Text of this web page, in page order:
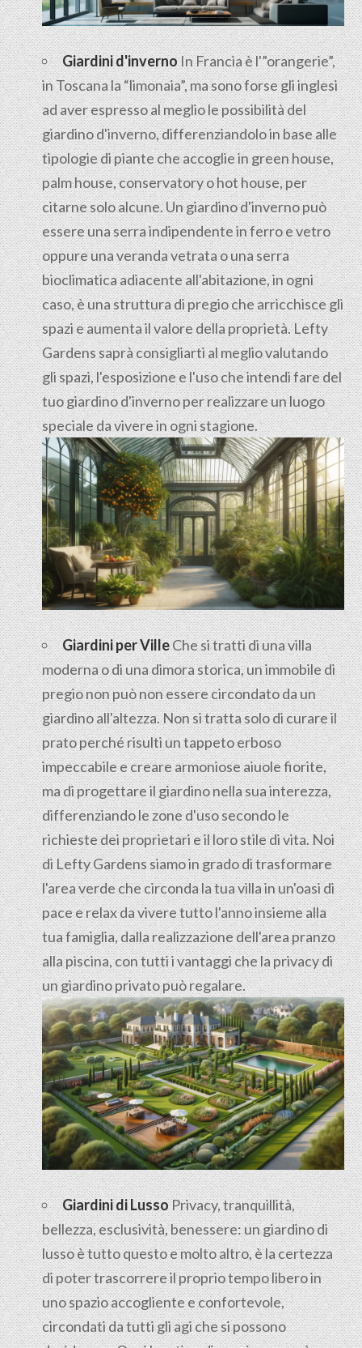
Giardini d'invernoIn Francia è l'”orangerie”,
in Toscana la “limonaia”, ma sono forse gli inglesi
ad aver espresso al meglio le possibilità del
giardino d'inverno, differenziandolo in base alle
tipologie di piante che accoglie in green house,
palm house, conservatory o hot house, per
citarne solo alcune. Un giardino d'inverno può
essere una serra indipendente in ferro e vetro
oppure una veranda vetrata o una serra
bioclimatica adiacente all'abitazione, in ogni
caso, è una struttura di pregio che arricchisce gli
spazi e aumenta il valore della proprietà. Lefty
Gardens saprà consigliarti al meglio valutando
gli spazi, l'esposizione e l'uso che intendi fare del
tuo giardino d'inverno per realizzare un luogo
speciale da vivere in ogni stagione.
Giardini per VilleChe si tratti di una villa
moderna o di una dimora storica, un immobile di
pregio non può non essere circondato da un
giardino all'altezza. Non si tratta solo di curare il
prato perché risulti un tappeto erboso
impeccabile e creare armoniose aiuole fiorite,
ma di progettare il giardino nella sua interezza,
differenziando le zone d'uso secondo le
richieste dei proprietari e il loro stile di vita. Noi
di Lefty Gardens siamo in grado di trasformare
l'area verde che circonda la tua villa in un'oasi di
pace e relax da vivere tutto l'anno insieme alla
tua famiglia, dalla realizzazione dell'area pranzo
alla piscina, con tutti i vantaggi che la privacy di
un giardino privato può regalare.
Giardini di LussoPrivacy, tranquillità,
bellezza, esclusività, benessere: un giardino di
lusso è tutto questo e molto altro, è la certezza
di poter trascorrere il proprio tempo libero in
uno spazio accogliente e confortevole,
circondati da tutti gli agi che si possono